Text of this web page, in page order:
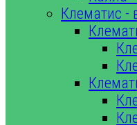
Клематис -